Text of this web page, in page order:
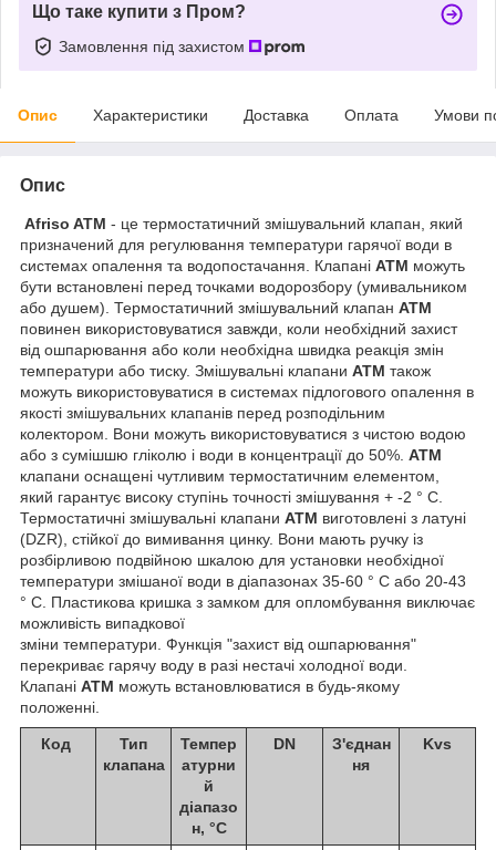
Що таке купити з Пром?
Замовлення під захистом
Опис Характеристики Доставка Оплата Умови
Опис
Afriso ATM - це термостатичний змішувальний клапан, який
призначений для регулювання температури гарячої води в
системах опалення та водопостачання. Клапані АТМ можуть
бути встановлені перед точками водорозбору (умивальником
або душем). Термостатичний змішувальний клапан АТМ
повинен використовуватися завжди, коли необхідний захист
від ошпарювання або коли необхідна швидка реакція змін
температури або тиску. Змішувальні клапани АТМ також
можуть використовуватися в системах підлогового опалення в
якості змішувальних клапанів перед розподільним
колектором. Вони можуть використовуватися з чистою водою
або з сумішшю гліколю і води в концентрації до 50%. АТМ
клапани оснащені чутливим термостатичним елементом,
який гарантує високу ступінь точності змішування + -2 ° С.
Термостатичні змішувальні клапани АТМ виготовлені з латуні
(DZR), стійкої до вимивання цинку. Вони мають ручку із
розбірливою подвійною шкалою для установки необхідної
температури змішаної води в діапазонах 35-60 ° С або 20-43
° С. Пластикова кришка з замком для опломбування виключає
можливість випадкової
зміни температури. Функція "захист від ошпарювання"
перекриває гарячу воду в разі нестачі холодної води.
Клапані АТМ можуть встановлюватися в будь-якому
положенні.
Код
Тип
клапана
Темпер
атурни
й
діапазо
н, °C
DN
З'єднан
ня
Kvs